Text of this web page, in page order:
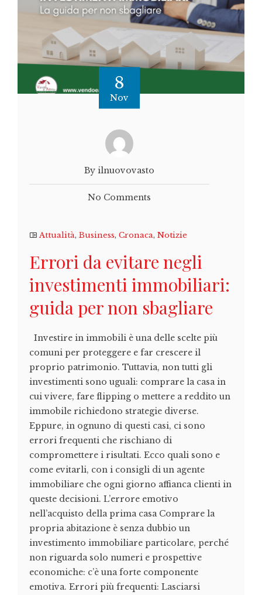
8
Nov
By ilnuovovasto
No Comments
Attualità, Business, Cronaca, Notizie
Errori da evitare negli
investimenti immobiliari:
guida per non sbagliare
Investire in immobili è una delle scelte più
comuni per proteggere e far crescere il
proprio patrimonio. Tuttavia, non tutti gli
investimenti sono uguali: comprare la casa in
cui vivere, fare flipping o mettere a reddito un
immobile richiedono strategie diverse.
Eppure, in ognuno di questi casi, ci sono
errori frequenti che rischiano di
compromettere i risultati. Ecco quali sono e
come evitarli, con i consigli di un agente
immobiliare che ogni giorno affianca clienti in
queste decisioni. L’errore emotivo
nell’acquisto della prima casa Comprare la
propria abitazione è senza dubbio un
investimento immobiliare particolare, perché
non riguarda solo numeri e prospettive
economiche: c’è una forte componente
emotiva. Errori più frequenti: Lasciarsi